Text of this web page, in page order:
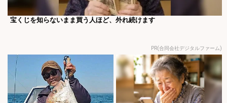
宝くじを知らないまま買う人ほど、外れ続けます
PR(合同会社デジタルファーム)